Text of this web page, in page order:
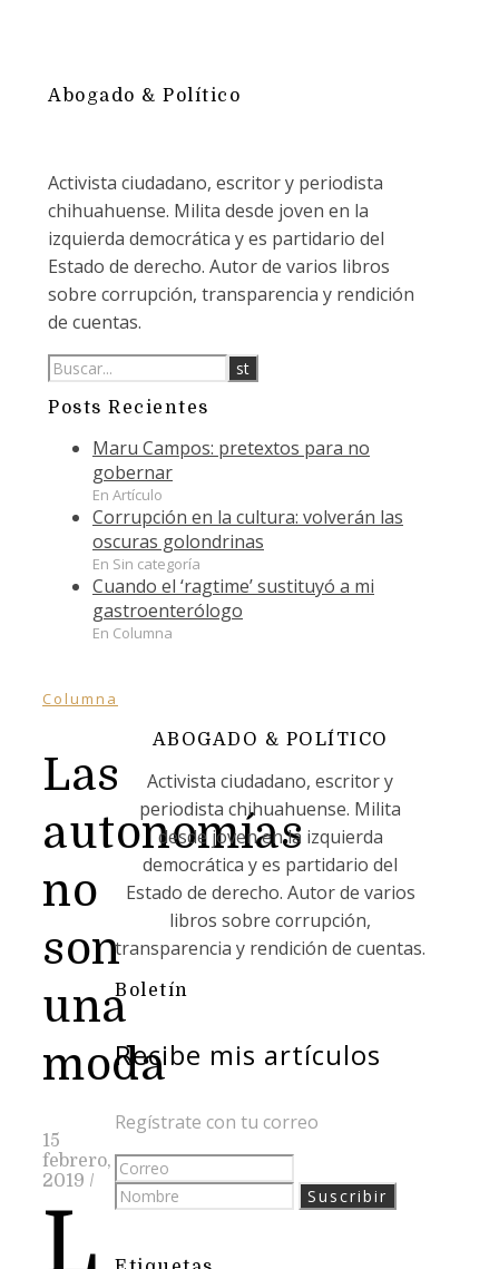
Abogado & Político
Activista ciudadano, escritor y periodista
chihuahuense. Milita desde joven en la
izquierda democrática y es partidario del
Estado de derecho. Autor de varios libros
sobre corrupción, transparencia y rendición
de cuentas.
Posts Recientes
Maru Campos: pretextos para no
gobernar
En Artículo
Corrupción en la cultura: volverán las
oscuras golondrinas
En Sin categoría
Cuando el ‘ragtime’ sustituyó a mi
gastroenterólogo
En Columna
Columna
Las
autonomías
no
son
una
moda
15
febrero,
2019 /
L
ABOGADO & POLÍTICO
Activista ciudadano, escritor y
periodista chihuahuense. Milita
desde joven en la izquierda
democrática y es partidario del
Estado de derecho. Autor de varios
libros sobre corrupción,
transparencia y rendición de cuentas.
Boletín
Recibe mis artículos
Regístrate con tu correo